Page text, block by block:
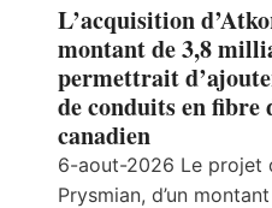
L’acquisition
montant de 3,8
permettrait
de conduits en fibre
canadien
6-aout-2026 Le projet
Prysmian, d’un